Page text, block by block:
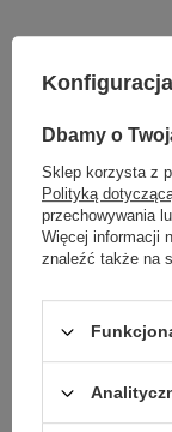
chcesz
Napisz do nas -
dopasowaną do
Model
Dbamy o
Sklep korzysta z
Polityką
przechowywania
Więcej informacji
znaleźć także na